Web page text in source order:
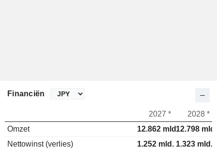
Financiën
2027 *
2028 *
Omzet
12.862 mld.12.798 mld.
Nettowinst (verlies)
1.252 mld. 1.323 mld.